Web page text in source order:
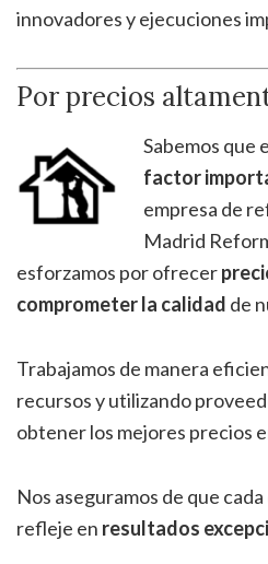
innovadores y ejecuciones
Por precios
Sabemos que
factor
empresa de
Madrid
esforzamos por ofrecer
comprometer la calidad de
Trabajamos de manera
recursos y utilizando
obtener los mejores precios
Nos aseguramos de que
refleje en resultados